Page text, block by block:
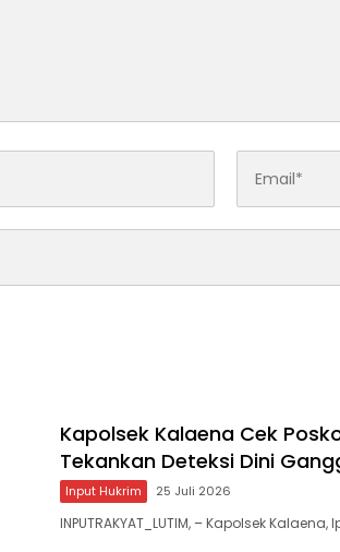
Kapolsek Kalaena Cek
Tekankan Deteksi Dini
Input Hukrim 25 Juli 2026
INPUTRAKYAT_LUTIM, – Kapolsek